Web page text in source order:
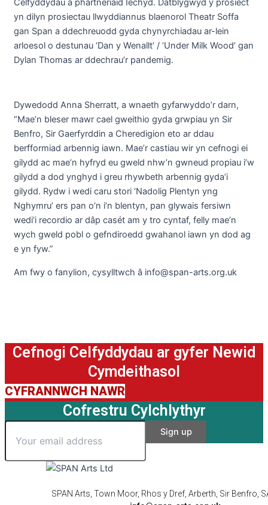
Celfyddydau a phartneriaid Iechyd. Datblygwyd y prosiect
yn dilyn prosiectau llwyddiannus blaenorol Theatr Soffa
gan Span a ddechreuodd gyda chynyrchiadau ar-lein
arloesol o destunau ‘Dan y Wenallt’ / ‘Under Milk Wood’ gan
Dylan Thomas ar ddechrau’r pandemig.
Dywedodd Anna Sherratt, a wnaeth gyfarwyddo’r darn,
“Mae’n bleser mawr cael gweithio gyda grwpiau yn Sir
Benfro, Sir Gaerfyrddin a Cheredigion eto ar ddau
berfformiad arbennig iawn. Mae’r castiau wir yn cefnogi ei
gilydd ac mae’n hyfryd eu gweld nhw’n gwneud propiau i’w
gilydd a dod ynghyd i greu rhywbeth arbennig gyda’i
gilydd. Rydw i wedi caru stori ‘Nadolig Plentyn yng
Nghymru’ ers pan o’n i’n blentyn, pan glywais fersiwn
wedi’i recordio ar dâp casét am y tro cyntaf, felly mae’n
wych gweld pobl o gefndiroedd gwahanol iawn yn dod ag
e yn fyw.”
Am fwy o fanylion, cysylltwch â info@span-arts.org.uk
Cefnogi Celfyddydau ar gyfer Newid
Cymdeithasol
CYFRANNWCH NAWR
Cofrestru Cylchlythyr
SPAN Arts, Town Moor, Rhos y Dref, Arberth, Sir Benfro,